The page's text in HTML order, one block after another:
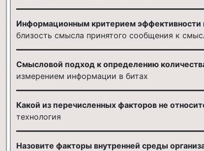
Информационным критерием эффективности
близость смысла принятого сообщения к
Смысловой подход к определению
измерением информации в битах
Какой из перечисленных факторов не
технология
Назовите факторы внутренней среды